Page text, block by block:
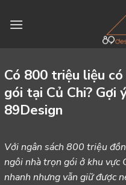
Có 800 triệu liệu
gói tại Củ Chi? Gợi
89Design
Vớingân sách 800 triệu
ngôi nhà trọn gói ở khu
nhanh nhưng vẫn giữ được